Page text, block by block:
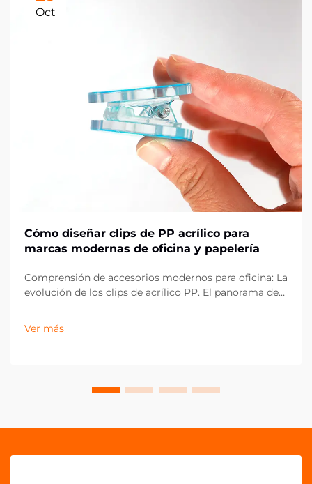
Oct
Cómo diseñar clips de PP acrílico para
marcas modernas de oficina y papelería
Comprensión de accesorios modernos para oficina: La
evolución de los clips de acrílico PP. El panorama de
drásticamente en la última década, con los clips de
acrílico PP emergiendo como un componente
Ver más